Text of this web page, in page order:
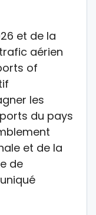
et de la
aérien
of
les
du pays
et de la
de